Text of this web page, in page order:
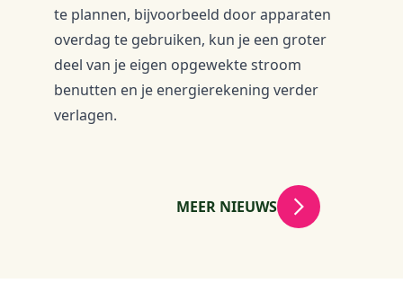
te plannen, bijvoorbeeld door apparaten
overdag te gebruiken, kun je een groter
deel van je eigen opgewekte stroom
benutten en je energierekening verder
verlagen.
MEER NIEUWS